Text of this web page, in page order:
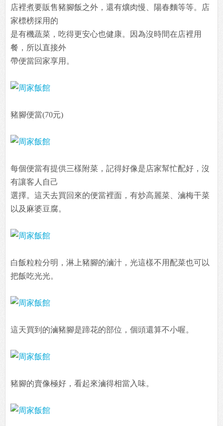
店裡煮要販售豬腳飯之外，還有爌肉慢、陽春麵等等。店
家標榜採用的
是有機蔬菜，吃得更安心也健康。因為沒時間在店裡用
餐，所以直接外
帶便當回家享用。
豬腳便當(70元)
每個便當有提供三樣附菜，記得好像是店家幫忙配好，沒
有讓客人自己
選擇。這天去買回來的便當裡面，有炒高麗菜、滷梅干菜
以及麻婆豆腐。
白飯粒粒分明，淋上豬腳的滷汁，光這樣不用配菜也可以
把飯吃光光。
這天買到的滷豬腳是蹄花的部位，個頭還算不小喔。
豬腳的賣像極好，看起來滷得相當入味。